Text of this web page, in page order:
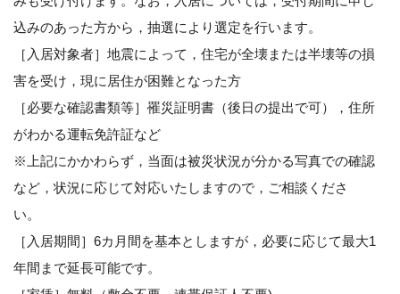
込みのあった方から，抽選により選定を行います。
［入居対象者］地震によって，住宅が全壊または半壊等の損
害を受け，現に居住が困難となった方
［必要な確認書類等］罹災証明書（後日の提出で可），住所
がわかる運転免許証など
※上記にかかわらず，当面は被災状況が分かる写真での確認
など，状況に応じて対応いたしますので，ご相談くださ
い。
［入居期間］6カ月間を基本としますが，必要に応じて最大1
年間まで延長可能です。